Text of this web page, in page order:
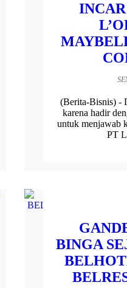
(Berita-Bisnis) -
karena hadir
untuk menjawab
PT
BINGA